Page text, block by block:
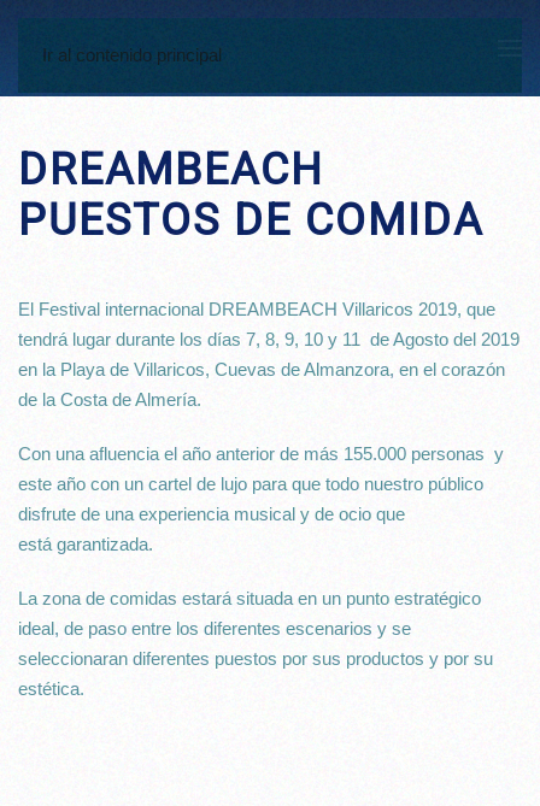
Ir al contenido principal
DREAMBEACH
PUESTOS DE COMIDA
El Festival internacional DREAMBEACH Villaricos 2019, que
tendrá lugar durante los días 7, 8, 9, 10 y 11 de Agosto del 2019
en la Playa de Villaricos, Cuevas de Almanzora, en el corazón
de la Costa de Almería.
Con una afluencia el año anterior de más 155.000 personas y
este año con un cartel de lujo para que todo nuestro público
disfrute de una experiencia musical y de ocio que
está garantizada.
La zona de comidas estará situada en un punto estratégico
ideal, de paso entre los diferentes escenarios y se
seleccionaran diferentes puestos por sus productos y por su
estética.